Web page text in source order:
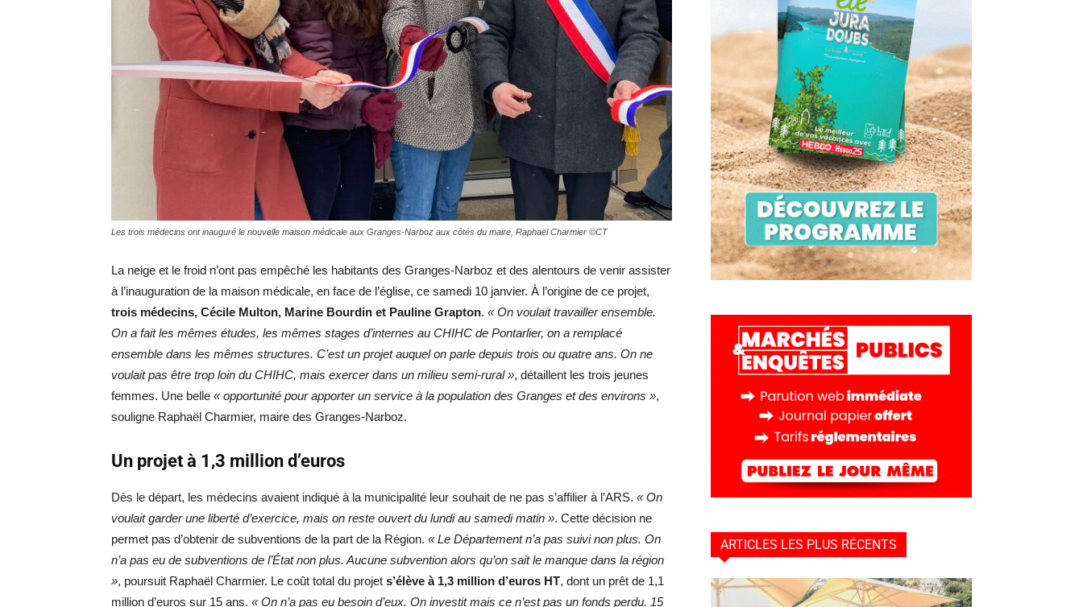
Hebdo25
Les trois médecins ont inauguré le nouvelle maison médicale aux Granges-Narboz aux côtés du maire, Raphaël Charmier ©CT
La neige et le froid n’ont pas empêché les habitants des Granges-Narboz et des alentours de venir assister
à l’inauguration de la maison médicale, en face de l’église, ce samedi 10 janvier. À l’origine de ce projet,
trois médecins, Cécile Multon, Marine Bourdin et Pauline Grapton. « On voulait travailler ensemble.
On a fait les mêmes études, les mêmes stages d’internes au CHIHC de Pontarlier, on a remplacé
ensemble dans les mêmes structures. C’est un projet auquel on parle depuis trois ou quatre ans. On ne
voulait pas être trop loin du CHIHC, mais exercer dans un milieu semi-rural », détaillent les trois jeunes
femmes. Une belle « opportunité pour apporter un service à la population des Granges et des environs »,
souligne Raphaël Charmier, maire des Granges-Narboz.
Un projet à 1,3 million d’euros
Dès le départ, les médecins avaient indiqué à la municipalité leur souhait de ne pas s’affilier à l’ARS. « On
voulait garder une liberté d’exercice, mais on reste ouvert du lundi au samedi matin ». Cette décision ne
permet pas d’obtenir de subventions de la part de la Région. « Le Département n’a pas suivi non plus. On
n’a pas eu de subventions de l’État non plus. Aucune subvention alors qu’on sait le manque dans la région
», poursuit Raphaël Charmier. Le coût total du projet s’élève à 1,3 million d’euros HT, dont un prêt de 1,1
million d’euros sur 15 ans. « On n’a pas eu besoin d’eux. On investit mais ce n’est pas un fonds perdu. 15
ARTICLES LES PLUS RÉCENTS